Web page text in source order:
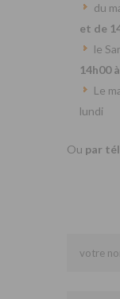
du
et de
le
14h00
Le
lundi
Ou par